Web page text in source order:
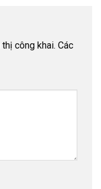
công khai. Các